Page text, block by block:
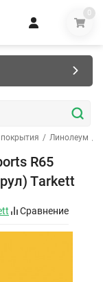
0
/ Линолеум /
R65
Тarkett
Сравнение